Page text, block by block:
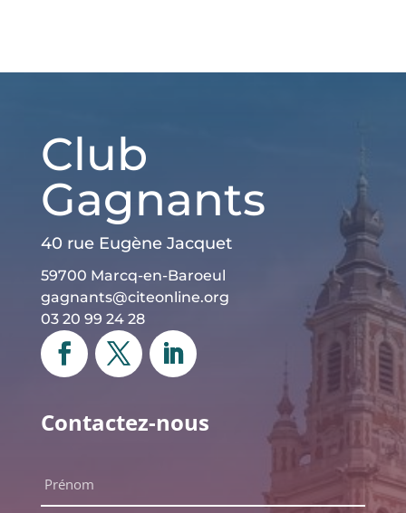
Club
Gagnants
40 rue Eugène Jacquet
59700 Marcq-en-Baroeul
gagnants@citeonline.org
03 20 99 24 28
Contactez-nous
complet